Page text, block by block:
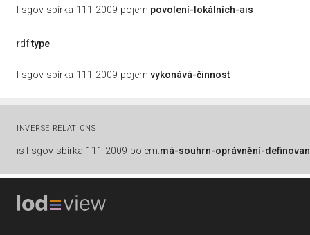
l-sgov-sbírka-111-2009-pojem:povolení-lokálních-ais
rdf:type
l-sgov-sbírka-111-2009-pojem:vykonává-činnost
INVERSE RELATIONS
is l-sgov-sbírka-111-2009-pojem:má-souhrn-oprávnění-